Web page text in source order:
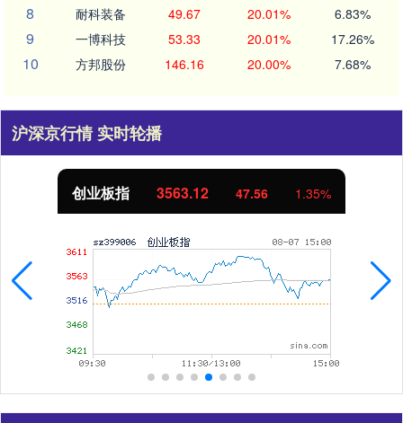
8 耐科装备 49.67 20.01% 6.83%
9 一博科技 53.33 20.01% 17.26%
10 方邦股份 146.16 20.00% 7.68%
沪深京行情 实时轮播
创业板指 3563.12 47.56 1.35%